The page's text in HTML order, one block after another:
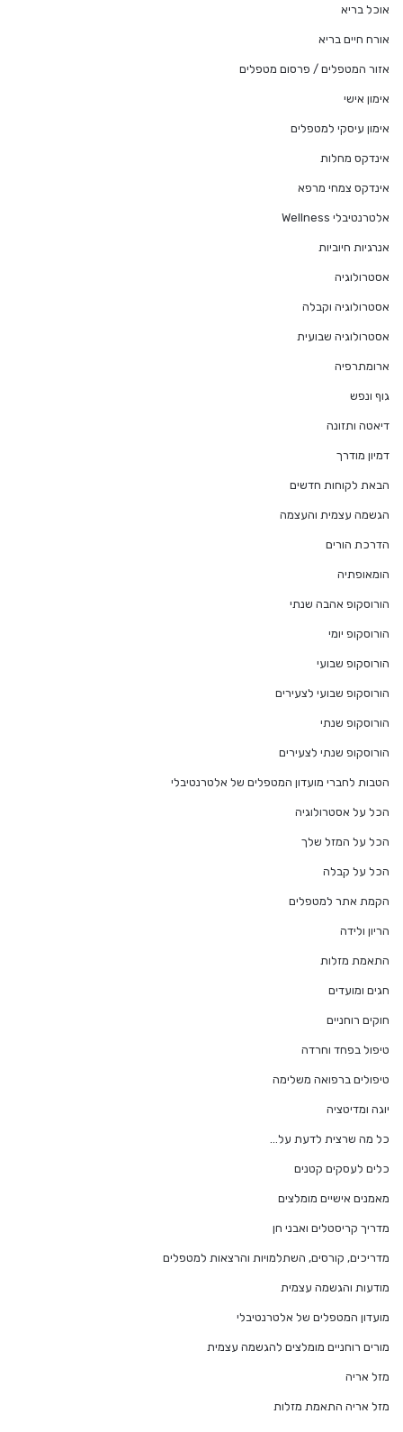
אוכל בריא
אורח חיים בריא
אזור המטפלים / פרסום מטפלים
אימון אישי
אימון עיסקי למטפלים
אינדקס מחלות
אינדקס צמחי מרפא
אלטרנטיבלי Wellness
אנרגיות חיוביות
אסטרולוגיה
אסטרולוגיה וקבלה
אסטרולוגיה שבועית
ארומתרפיה
גוף ונפש
דיאטה ותזונה
דמיון מודרך
הבאת לקוחות חדשים
הגשמה עצמית והעצמה
הדרכת הורים
הומאופתיה
הורוסקופ אהבה שנתי
הורוסקופ יומי
הורוסקופ שבועי
הורוסקופ שבועי לצעירים
הורוסקופ שנתי
הורוסקופ שנתי לצעירים
הטבות לחברי מועדון המטפלים של אלטרנטיבלי
הכל על אסטרולוגיה
הכל על המזל שלך
הכל על קבלה
הקמת אתר למטפלים
הריון ולידה
התאמת מזלות
חגים ומועדים
חוקים רוחניים
טיפול בפחד וחרדה
טיפולים ברפואה משלימה
יוגה ומדיטציה
כל מה שרצית לדעת על…
כלים לעסקים קטנים
מאמנים אישיים מומלצים
מדריך קריסטלים ואבני חן
מדריכים, קורסים, השתלמויות והרצאות למטפלים
מודעות והגשמה עצמית
מועדון המטפלים של אלטרנטיבלי
מורים רוחניים מומלצים להגשמה עצמית
מזל אריה
מזל אריה התאמת מזלות